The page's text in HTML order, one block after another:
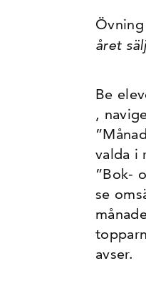
året
Be
,
valda i
”Bok-
se
avser.